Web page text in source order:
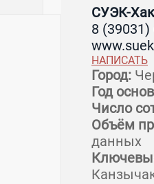
СУЭК-
8 (39031)
НАПИСАТЬ
Город:
Год
Число
Объём
данных